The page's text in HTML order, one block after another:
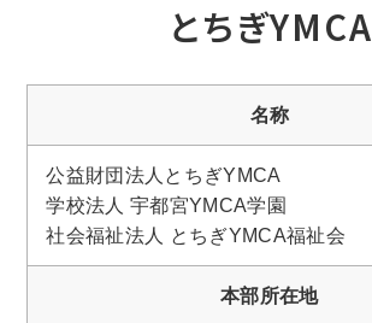
とちぎYMCA
名称
公益財団法人とちぎYMCA
学校法人 宇都宮YMCA学園
社会福祉法人 とちぎYMCA福祉会
本部所在地